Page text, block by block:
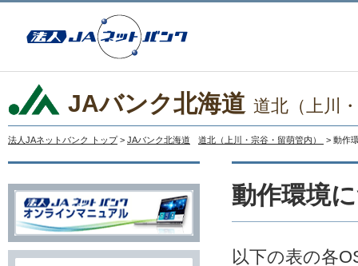
JAバンク北海道 道北（上川
法人JAネットバンク トップ > JAバンク北海道 道北（上川・宗谷・留萌管内） > 動作
動作環境
以下の表の各